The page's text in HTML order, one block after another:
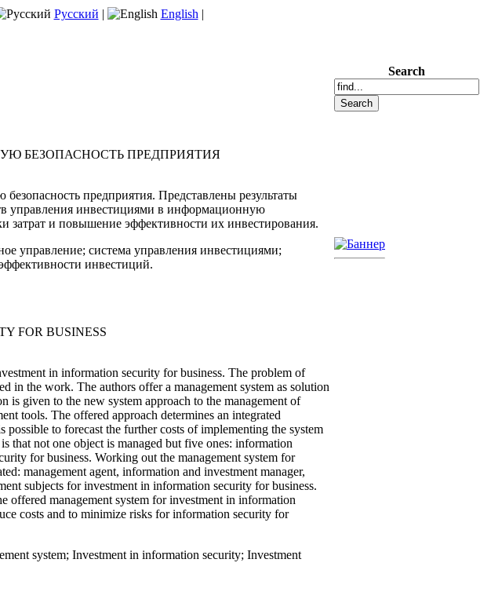
Русский | English |
БЕЗОПАСНОСТЬ ПРЕДПРИЯТИЯ
предприятия. Представлены результаты
управления инвестициями в информационную
затрат и повышение эффективности их инвестирования.
управление; система управления инвестициями;
инвестиций.
FOR BUSINESS
in information security for business. The problem of
in the work. The authors offer a management system as solution
is given to the new system approach to the management of
tools. The offered approach determines an integrated
possible to forecast the further costs of implementing the system
that not one object is managed but five ones: information
for business. Working out the management system for
management agent, information and investment manager,
subjects for investment in information security for business.
offered management system for investment in information
costs and to minimize risks for information security for
system; Investment in information security; Investment
Search